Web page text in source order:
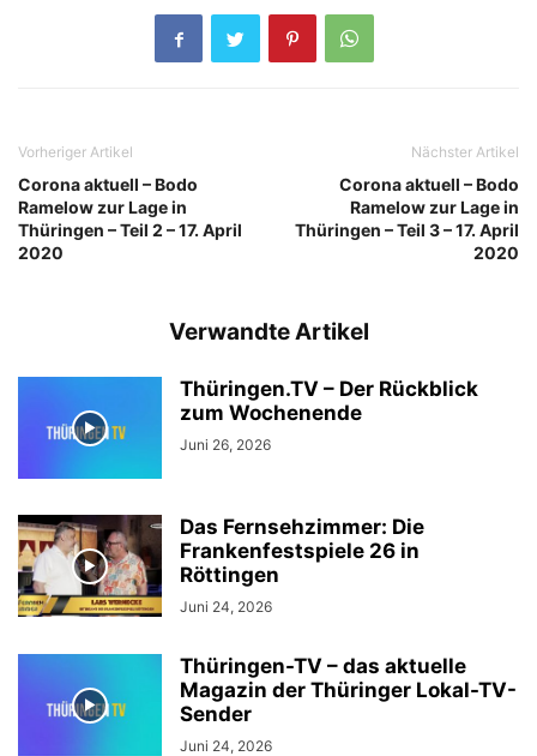
Vorheriger Artikel
Corona aktuell – Bodo
Ramelow zur Lage in
Thüringen – Teil 2 – 17. April
2020
Nächster Artikel
Corona aktuell – Bodo
Ramelow zur Lage in
Thüringen – Teil 3 – 17. April
2020
Verwandte Artikel
Thüringen.TV – Der Rückblick
zum Wochenende
Juni 26, 2026
Das Fernsehzimmer: Die
Frankenfestspiele 26 in
Röttingen
Juni 24, 2026
Thüringen-TV – das aktuelle
Magazin der Thüringer Lokal-TV-
Sender
Juni 24, 2026